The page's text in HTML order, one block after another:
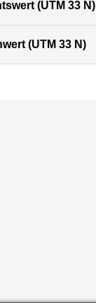
(UTM 33 N)
(UTM 33 N)